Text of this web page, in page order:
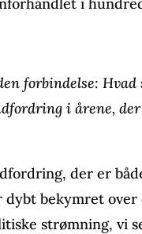
forbindelse: Hvad
i årene, der
der er
dybt bekymret over
strømning, vi